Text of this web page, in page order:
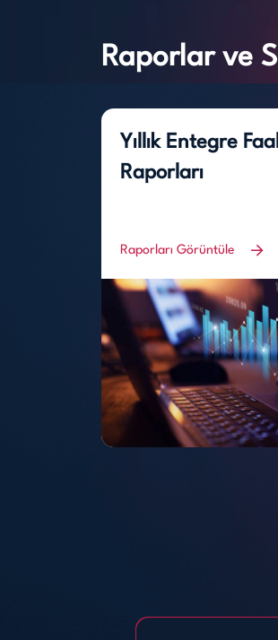
Raporlar ve
Yıllık Entegre
Raporları
Raporları Görüntüle